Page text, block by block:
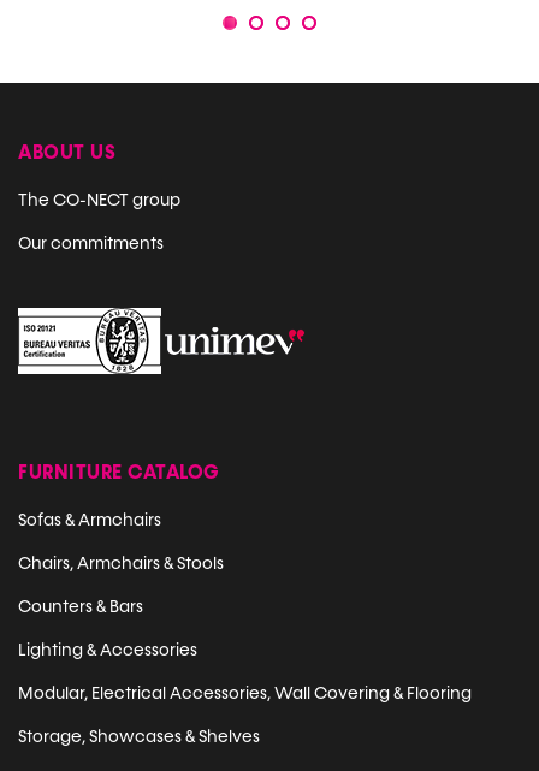
1 2 3 4
ABOUT US
The CO-NECT group
Our commitments
FURNITURE CATALOG
Sofas & Armchairs
Chairs, Armchairs & Stools
Counters & Bars
Lighting & Accessories
Modular, Electrical Accessories, Wall Covering & Flooring
Storage, Showcases & Shelves